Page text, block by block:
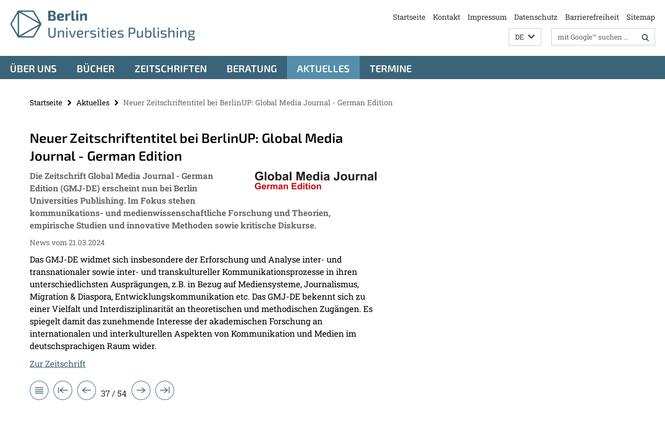
direkt
Service-
Navigation
Startseite Kontakt Impressum Datenschutz Barrierefreiheit Sitemap
DE Suchbegriffe
ÜBER UNS BÜCHER ZEITSCHRIFTEN BERATUNG AKTUELLES TERMINE
Startseite Aktuelles Neuer Zeitschriftentitel bei BerlinUP: Global Media Journal - German Edition
Neuer Zeitschriftentitel bei BerlinUP: Global Media
Journal - German Edition
Die Zeitschrift Global Media Journal - German
Edition (GMJ-DE) erscheint nun bei Berlin
Universities Publishing. Im Fokus stehen
kommunikations- und medienwissenschaftliche Forschung und Theorien,
empirische Studien und innovative Methoden sowie kritische Diskurse.
News vom 21.03.2024
Das GMJ-DE widmet sich insbesondere der Erforschung und Analyse inter- und
transnationaler sowie inter- und transkultureller Kommunikationsprozesse in ihren
unterschiedlichsten Ausprägungen, z.B. in Bezug auf Mediensysteme, Journalismus,
Migration & Diaspora, Entwicklungskommunikation etc. Das GMJ-DE bekennt sich zu
einer Vielfalt und Interdisziplinarität an theoretischen und methodischen Zugängen. Es
spiegelt damit das zunehmende Interesse der akademischen Forschung an
internationalen und interkulturellen Aspekten von Kommunikation und Medien im
deutschsprachigen Raum wider.
Zur Zeitschrift
37 / 54